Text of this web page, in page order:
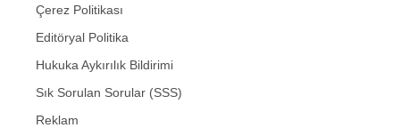
Çerez Politikası
Editöryal Politika
Hukuka Aykırılık Bildirimi
Sık Sorulan Sorular (SSS)
Reklam